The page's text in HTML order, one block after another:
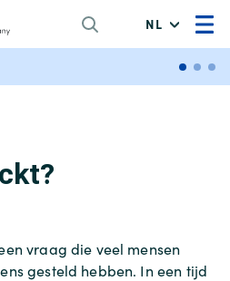
NL
vraag die veel mensen
gesteld hebben. In een tijd